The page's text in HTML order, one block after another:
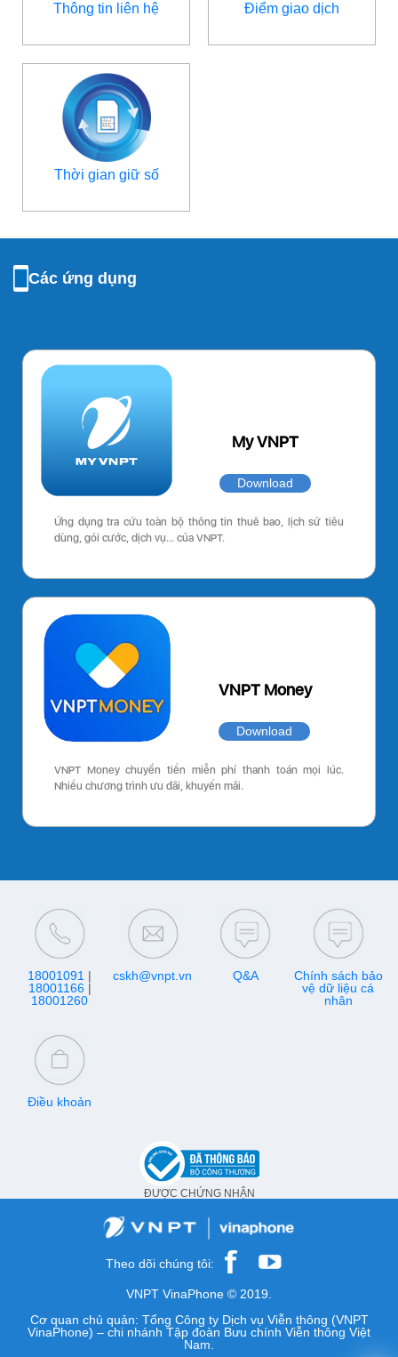
Thông tin liên hệ Điểm giao dịch
Thời gian giữ số
Các ứng dụng
My VNPT
Download
Ứng dụng tra cứu toàn bộ thông tin thuê bao, lịch sử tiêu
dùng, gói cước, dịch vụ… của VNPT.
VNPT Money
Download
VNPT Money chuyển tiền miễn phí thanh toán mọi lúc.
Nhiều chương trình ưu đãi, khuyến mãi.
18001091 |
18001166|
18001260
cskh@vnpt.vn Q&A
Chính sách bảo
vệ dữ liệu cá
nhân
Điều khoản
ĐƯỢC CHỨNG NHẬN
Theo dõi chúng tôi:
VNPT VinaPhone © 2019.
Cơ quan chủ quản: Tổng Công ty Dịch vụ Viễn thông (VNPT
VinaPhone) – chi nhánh Tập đoàn Bưu chính Viễn thông Việt
Nam.